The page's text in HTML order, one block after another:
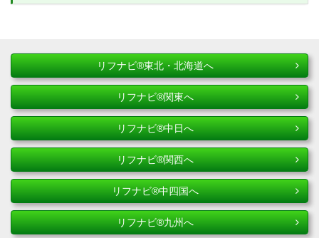
リフナビ®東北・北海道へ
リフナビ®関東へ
リフナビ®中日へ
リフナビ®関西へ
リフナビ®中四国へ
リフナビ®九州へ